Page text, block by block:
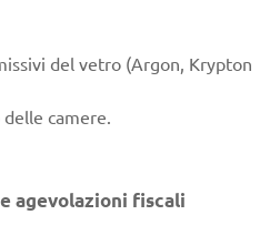
del vetro (Argon, Krypton
camere.
agevolazioni fiscali